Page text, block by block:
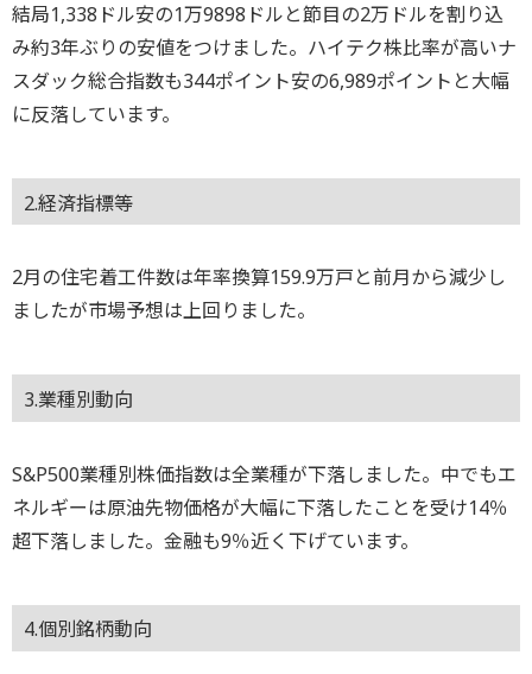
結局1,338ドル安の1万9898ドルと節目の2万ドルを割り込
み約3年ぶりの安値をつけました。ハイテク株比率が高いナ
スダック総合指数も344ポイント安の6,989ポイントと大幅
に反落しています。
2.経済指標等
2月の住宅着工件数は年率換算159.9万戸と前月から減少し
ましたが市場予想は上回りました。
3.業種別動向
S&P500業種別株価指数は全業種が下落しました。中でもエ
ネルギーは原油先物価格が大幅に下落したことを受け14％
超下落しました。金融も9％近く下げています。
4.個別銘柄動向